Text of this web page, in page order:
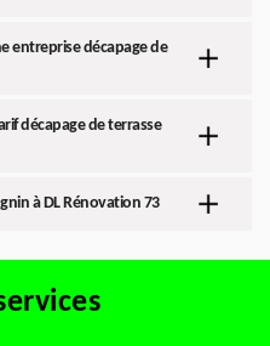
entreprise décapage de
décapage de terrasse
à DL Rénovation 73